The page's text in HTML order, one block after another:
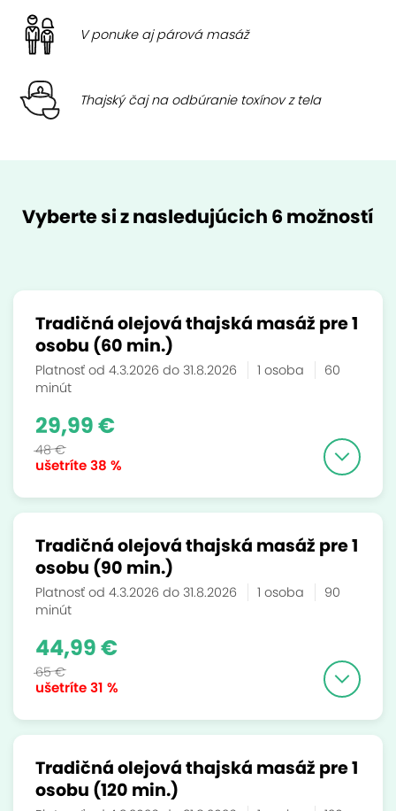
V ponuke aj párová masáž
Thajský čaj na odbúranie toxínov z tela
Vyberte si z nasledujúcich 6 možností
Tradičná olejová thajská masáž pre 1
osobu (60 min.)
Platnosť od 4.3.2026 do 31.8.2026 1 osoba
60
minút
ušetríte38 %
29,99 €
48 €
Tradičná olejová thajská masáž pre 1
osobu (90 min.)
Platnosť od 4.3.2026 do 31.8.2026 1 osoba
90
minút
ušetríte31 %
44,99 €
65 €
Tradičná olejová thajská masáž pre 1
osobu (120 min.)